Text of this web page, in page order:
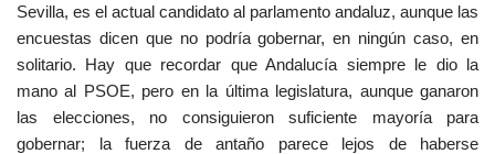
Sevilla, es el actual candidato al parlamento andaluz, aunque las
encuestas dicen que no podría gobernar, en ningún caso, en
solitario. Hay que recordar que Andalucía siempre le dio la
mano al PSOE, pero en la última legislatura, aunque ganaron
las elecciones, no consiguieron suficiente mayoría para
gobernar; la fuerza de antaño parece lejos de haberse